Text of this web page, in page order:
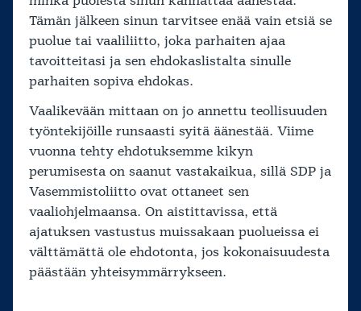
Tämän jälkeen sinun tarvitsee enää vain etsiä se
puolue tai vaaliliitto, joka parhaiten ajaa
tavoitteitasi ja sen ehdokaslistalta sinulle
parhaiten sopiva ehdokas.
Vaalikevään mittaan on jo annettu teollisuuden
työntekijöille runsaasti syitä äänestää. Viime
vuonna tehty ehdotuksemme kikyn
perumisesta on saanut vastakaikua, sillä SDP ja
Vasemmistoliitto ovat ottaneet sen
vaaliohjelmaansa. On aistittavissa, että
ajatuksen vastustus muissakaan puolueissa ei
välttämättä ole ehdotonta, jos kokonaisuudesta
päästään yhteisymmärrykseen.